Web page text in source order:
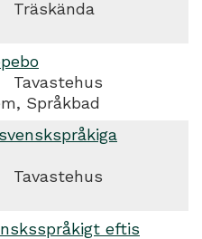
Träskända
Tavastehus
Språkbad
Tavastehus
eftis